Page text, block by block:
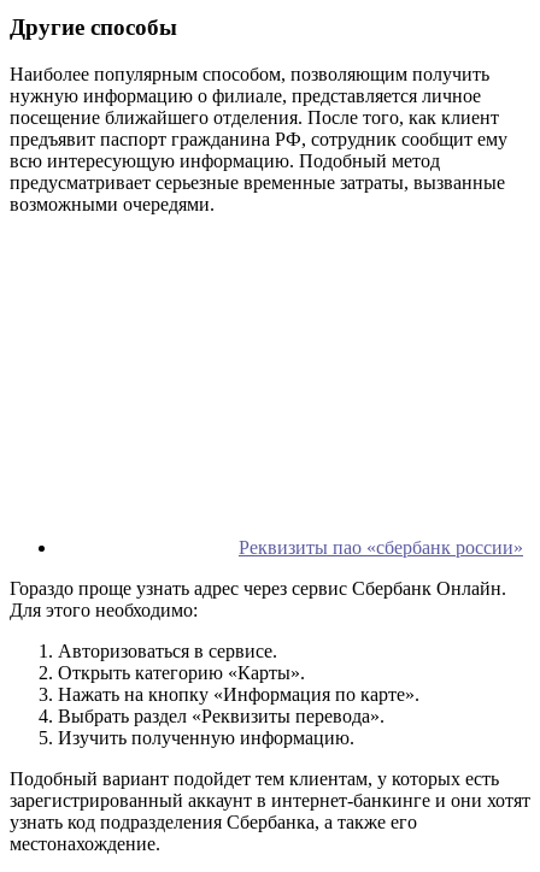
Другие способы
Наиболее популярным способом, позволяющим получить
нужную информацию о филиале, представляется личное
посещение ближайшего отделения. После того, как клиент
предъявит паспорт гражданина РФ, сотрудник сообщит ему
всю интересующую информацию. Подобный метод
предусматривает серьезные временные затраты, вызванные
возможными очередями.
Реквизиты пао «сбербанк россии»
Гораздо проще узнать адрес через сервис Сбербанк Онлайн.
Для этого необходимо:
Авторизоваться в сервисе.
Открыть категорию «Карты».
Нажать на кнопку «Информация по карте».
Выбрать раздел «Реквизиты перевода».
Изучить полученную информацию.
Подобный вариант подойдет тем клиентам, у которых есть
зарегистрированный аккаунт в интернет-банкинге и они хотят
узнать код подразделения Сбербанка, а также его
местонахождение.